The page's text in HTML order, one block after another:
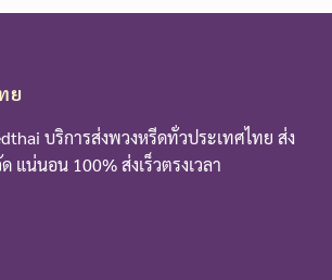
ย
บริการส่งพวงหรีดทั่วประเทศไทย ส่ง
แน่นอน 100% ส่งเร็วตรงเวลา